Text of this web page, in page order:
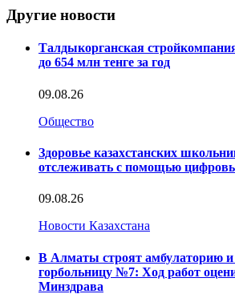
Другие новости
Талдыкорганская
до 654 млн тенге за год
09.08.26
Общество
Здоровье казахстанских
отслеживать с помощью
09.08.26
Новости Казахстана
В Алматы строят амбулаторию
горбольницу №7: Ход работ
Минздрава